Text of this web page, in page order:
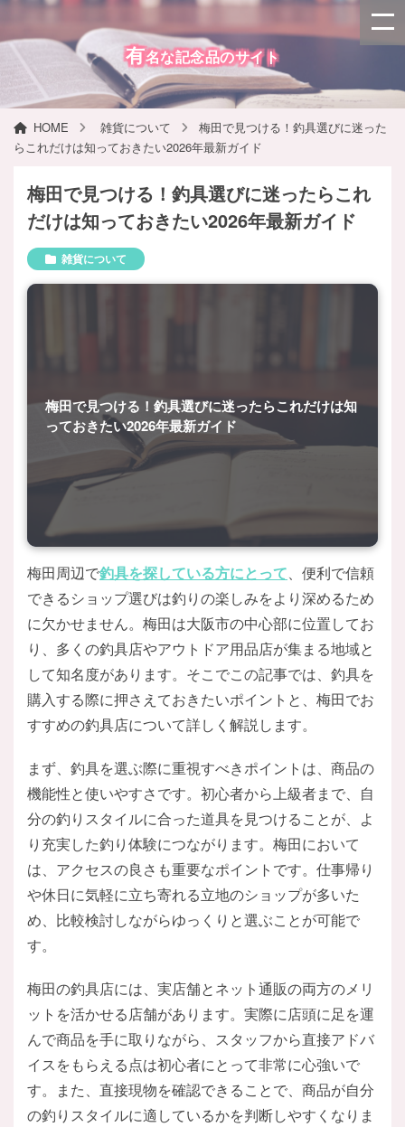
有名な記念品のサイト
HOME 雑貨について
梅田で見つける！釣具選びに迷った
らこれだけは知っておきたい2026年最新ガイド
梅田で見つける！釣具選びに迷ったらこれ
だけは知っておきたい2026年最新ガイド
雑貨について
梅田で見つける！釣具選びに迷ったらこれだけは知
っておきたい2026年最新ガイド
梅田周辺で釣具を探している方にとって、便利で信頼
できるショップ選びは釣りの楽しみをより深めるため
に欠かせません。梅田は大阪市の中心部に位置してお
り、多くの釣具店やアウトドア用品店が集まる地域と
して知名度があります。そこでこの記事では、釣具を
購入する際に押さえておきたいポイントと、梅田でお
すすめの釣具店について詳しく解説します。
まず、釣具を選ぶ際に重視すべきポイントは、商品の
機能性と使いやすさです。初心者から上級者まで、自
分の釣りスタイルに合った道具を見つけることが、よ
り充実した釣り体験につながります。梅田において
は、アクセスの良さも重要なポイントです。仕事帰り
や休日に気軽に立ち寄れる立地のショップが多いた
め、比較検討しながらゆっくりと選ぶことが可能で
す。
梅田の釣具店には、実店舗とネット通販の両方のメリ
ットを活かせる店舗があります。実際に店頭に足を運
んで商品を手に取りながら、スタッフから直接アドバ
イスをもらえる点は初心者にとって非常に心強いで
す。また、直接現物を確認できることで、商品が自分
の釣りスタイルに適しているかを判断しやすくなりま